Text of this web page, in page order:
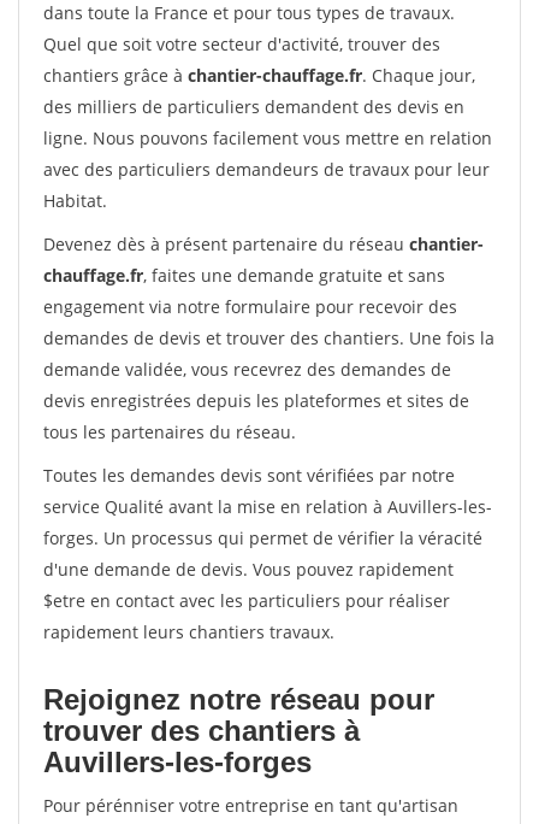
dans toute la France et pour tous types de travaux.
Quel que soit votre secteur d'activité, trouver des
chantiers grâce à chantier-chauffage.fr. Chaque jour,
des milliers de particuliers demandent des devis en
ligne. Nous pouvons facilement vous mettre en relation
avec des particuliers demandeurs de travaux pour leur
Habitat.
Devenez dès à présent partenaire du réseau chantier-
chauffage.fr, faites une demande gratuite et sans
engagement via notre formulaire pour recevoir des
demandes de devis et trouver des chantiers. Une fois la
demande validée, vous recevrez des demandes de
devis enregistrées depuis les plateformes et sites de
tous les partenaires du réseau.
Toutes les demandes devis sont vérifiées par notre
service Qualité avant la mise en relation à Auvillers-les-
forges. Un processus qui permet de vérifier la véracité
d'une demande de devis. Vous pouvez rapidement
$etre en contact avec les particuliers pour réaliser
rapidement leurs chantiers travaux.
Rejoignez notre réseau pour
trouver des chantiers à
Auvillers-les-forges
Pour pérénniser votre entreprise en tant qu'artisan